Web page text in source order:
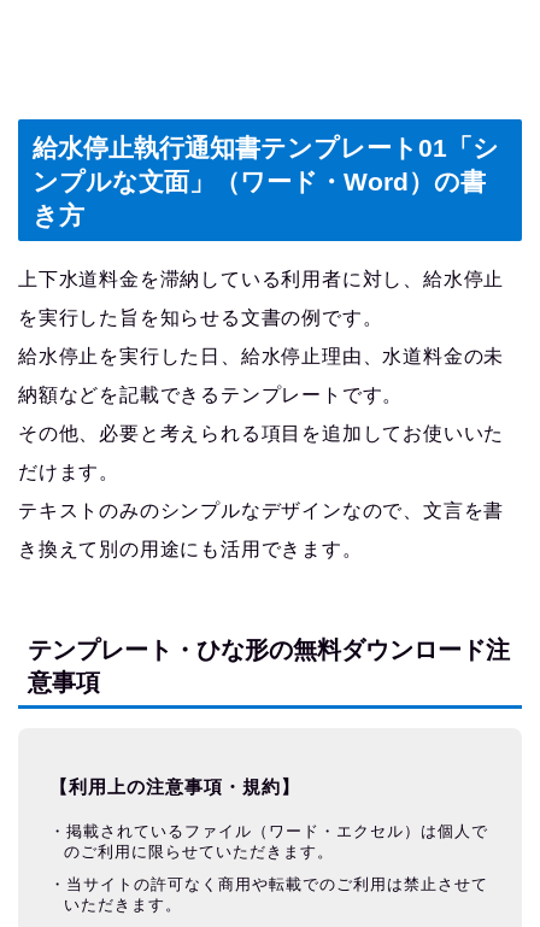
給水停止執行通知書テンプレート01「シ
ンプルな文面」（ワード・Word）の書
き方
上下水道料金を滞納している利用者に対し、給水停止
を実行した旨を知らせる文書の例です。
給水停止を実行した日、給水停止理由、水道料金の未
納額などを記載できるテンプレートです。
その他、必要と考えられる項目を追加してお使いいた
だけます。
テキストのみのシンプルなデザインなので、文言を書
き換えて別の用途にも活用できます。
テンプレート・ひな形の無料ダウンロード注
意事項
【利用上の注意事項・規約】
掲載されているファイル（ワード・エクセル）は個人で
のご利用に限らせていただきます。
当サイトの許可なく商用や転載でのご利用は禁止させて
いただきます。